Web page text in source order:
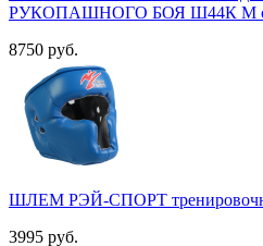
РУКОПАШНОГО БОЯ Ш44К M
8750 руб.
ШЛЕМ РЭЙ-СПОРТ
3995 руб.